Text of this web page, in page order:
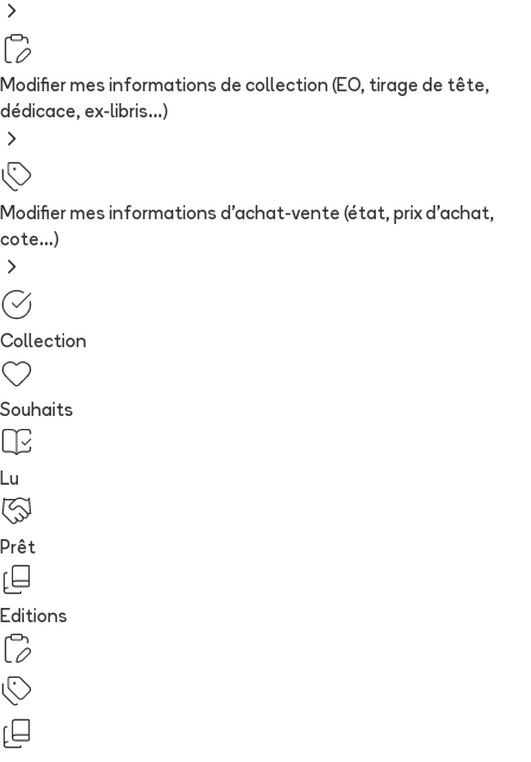
Modifier mes informations de collection (EO, tirage de tête,
dédicace, ex-libris...)
Modifier mes informations d'achat-vente (état, prix d'achat,
cote...)
Collection
Souhaits
Lu
Prêt
Editions